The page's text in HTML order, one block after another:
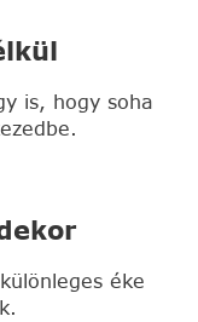
is, hogy soha
éke